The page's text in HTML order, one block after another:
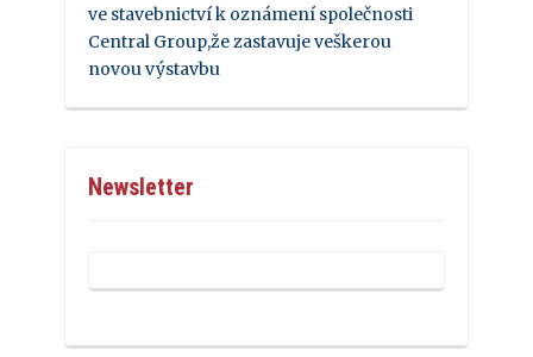
ve stavebnictví k oznámení společnosti
Central Group,že zastavuje veškerou
novou výstavbu
Newsletter